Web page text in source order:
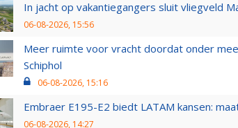
In jacht op vakantiegangers sluit vliegveld
06-08-2026, 15:56
Meer ruimte voor vracht doordat onder
Schiphol
06-08-2026, 15:16
Embraer E195-E2 biedt LATAM kansen:
06-08-2026, 14:27